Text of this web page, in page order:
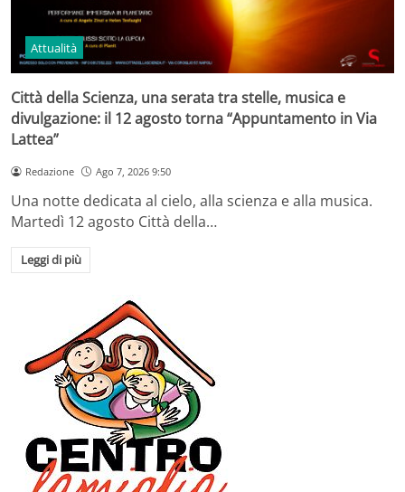
Attualità
Città della Scienza, una serata tra stelle, musica e
divulgazione: il 12 agosto torna “Appuntamento in Via
Lattea”
Redazione Ago 7, 2026 9:50
Una notte dedicata al cielo, alla scienza e alla musica.
Martedì 12 agosto Città della…
Leggi di più